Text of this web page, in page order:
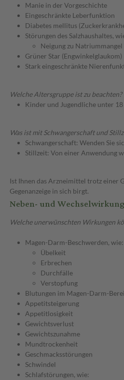
Manie in der Vorgeschichte
Eingeschränkte Leberfunktion
Diabetes mellitus
Störungen des Salzhaushaltes,
Neigung zu Natriummangel
Grüner Star (Engwinkelglaukom)
Stark eingeschränkte
Welche Altersgruppe ist zu beachten?
Kinder und Jugendliche unter
Was ist mit Schwangerschaft und
Schwangerschaft: Wenden Sie
Stillzeit: Von einer Anwendung
Ist Ihnen das Arzneimittel trotz einer
Gegenanzeige in sich birgt.
Neben- und
Welche unerwünschten Wirkungen
Magen-Darm-Beschwerden, wie:
Übelkeit
Erbrechen
Durchfälle
Verstopfung
Blutungen im Magen-Darm-
Appetitsteigerung
Appetitlosigkeit
Gewichtsverlust
Gewichtszunahme
Mundtrockenheit
Geschmacksstörungen
Schwindel
Schlafstörungen, wie: